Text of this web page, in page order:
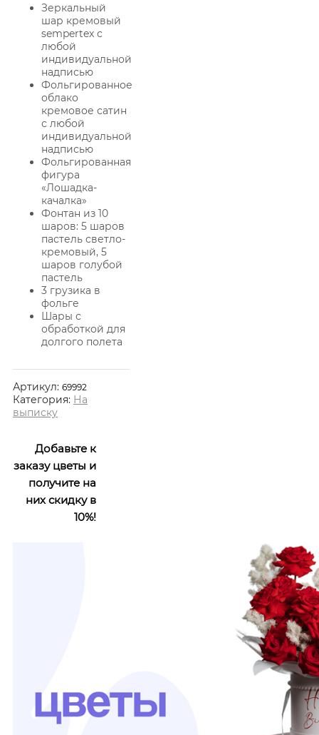
Зеркальный
шар кремовый
sempertex с
любой
индивидуальной
надписью
Фольгированное
облако
кремовое сатин
с любой
индивидуальной
надписью
Фольгированная
фигура
«Лошадка-
качалка»
Фонтан из 10
шаров: 5 шаров
пастель светло-
кремовый, 5
шаров голубой
пастель
3 грузика в
фольге
Шары с
обработкой для
долгого полета
Артикул: 69992
Категория: На
выписку
Добавьте к
заказу цветы и
получите на
них скидку в
10%!